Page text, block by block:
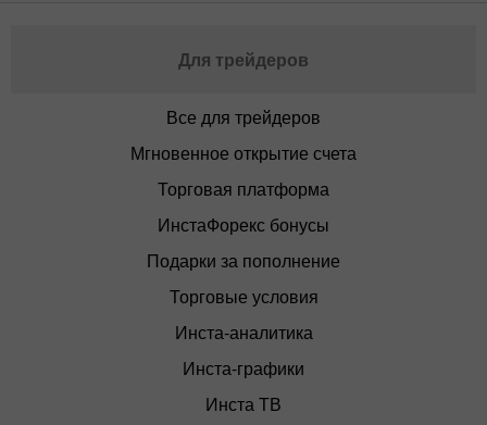
Для трейдеров
Все для трейдеров
Мгновенное открытие счета
Торговая платформа
ИнстаФорекс бонусы
Подарки за пополнение
Торговые условия
Инста-аналитика
Инста-графики
Инста ТВ